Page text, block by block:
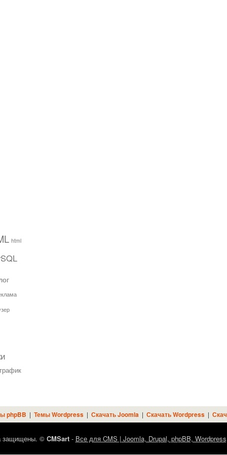
html
phpBB | Темы Wordpress| Скачать Joomla | Скачать Wordpress|
защищены. © CMSart- Все для CMS | Joomla, Drupal, phpBB,